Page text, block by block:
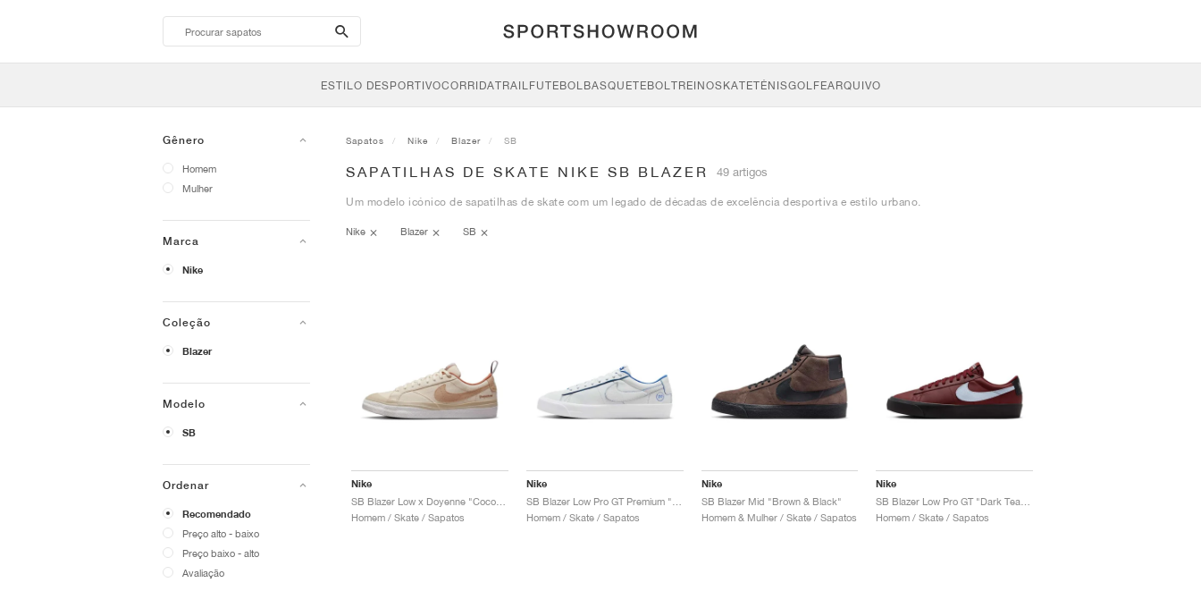
search-
btn
ESTILO DESPORTIVOCORRIDATRAILFUTEBOLBASQUETEBOLTREINOSKATETÉNISGOLFEARQUIVO
Gênero
Homem
Mulher
Marca
Nike
Coleção
Blazer
Modelo
SB
Ordenar
Recomendado
Preço alto - baixo
Preço baixo - alto
Avaliação
Sapatos Nike Blazer SB
SAPATILHAS DE SKATE NIKE SB BLAZER 49 artigos
Um modelo icónico de sapatilhas de skate com um legado de décadas de excelência desportiva e estilo urbano.
Nike Blazer SB
Nike
Homem / Skate / Sapatos
Nike
Homem / Skate / Sapatos
Nike
SB Blazer Mid "Brown & Black"
Homem & Mulher / Skate / Sapatos
Nike
Homem / Skate / Sapatos